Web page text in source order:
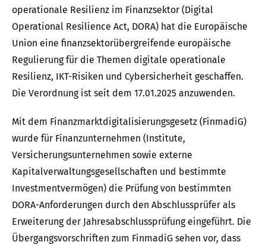
operationale Resilienz im Finanzsektor (Digital
Operational Resilience Act, DORA) hat die Europäische
Union eine finanzsektorübergreifende europäische
Regulierung für die Themen digitale operationale
Resilienz, IKT-Risiken und Cybersicherheit geschaffen.
Die Verordnung ist seit dem 17.01.2025 anzuwenden.
Mit dem Finanzmarktdigitalisierungsgesetz (FinmadiG)
wurde für Finanzunternehmen (Institute,
Versicherungsunternehmen sowie externe
Kapitalverwaltungsgesellschaften und bestimmte
Investmentvermögen) die Prüfung von bestimmten
DORA-Anforderungen durch den Abschlussprüfer als
Erweiterung der Jahresabschlussprüfung eingeführt. Die
Übergangsvorschriften zum FinmadiG sehen vor, dass